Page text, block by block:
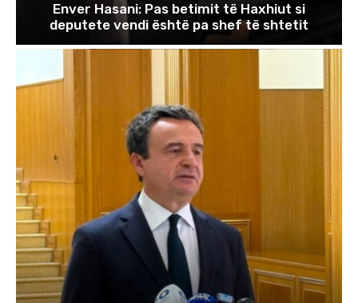
Enver Hasani: Pas betimit të Haxhiut si
deputete vendi është pa shef të shtetit